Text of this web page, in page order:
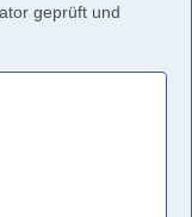
geprüft und